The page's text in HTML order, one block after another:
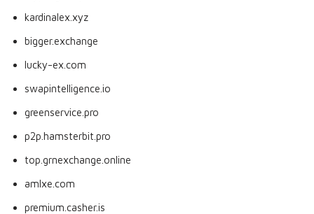
kardinalex.xyz
bigger.exchange
lucky-ex.com
swapintelligence.io
greenservice.pro
p2p.hamsterbit.pro
top.grnexchange.online
amlxe.com
premium.casher.is